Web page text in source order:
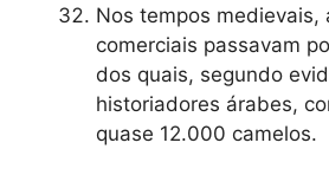
Nos tempos medievais,
comerciais passavam
dos quais, segundo
historiadores árabes,
quase 12.000 camelos.